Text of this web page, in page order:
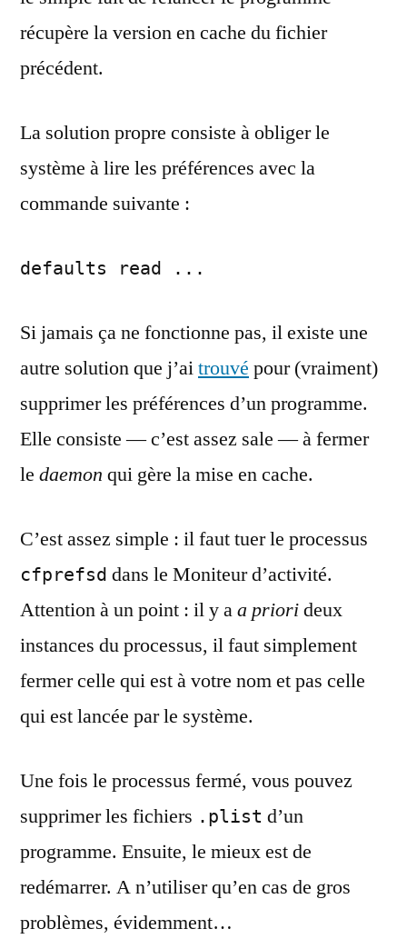
récupère la version en cache du fichier
précédent.
La solution propre consiste à obliger le
système à lire les préférences avec la
commande suivante :
defaults read ...
Si jamais ça ne fonctionne pas, il existe une
autre solution que j’aitrouvé pour (vraiment)
supprimer les préférences d’un programme.
Elle consiste — c’est assez sale — à fermer
le daemon qui gère la mise en cache.
C’est assez simple : il faut tuer le processus
cfprefsd dans le Moniteur d’activité.
Attention à un point : il y aa priorideux
instances du processus, il faut simplement
fermer celle qui est à votre nom et pas celle
qui est lancée par le système.
Une fois le processus fermé, vous pouvez
supprimer les fichiers .plist d’un
programme. Ensuite, le mieux est de
redémarrer. A n’utiliser qu’en cas de gros
problèmes, évidemment…